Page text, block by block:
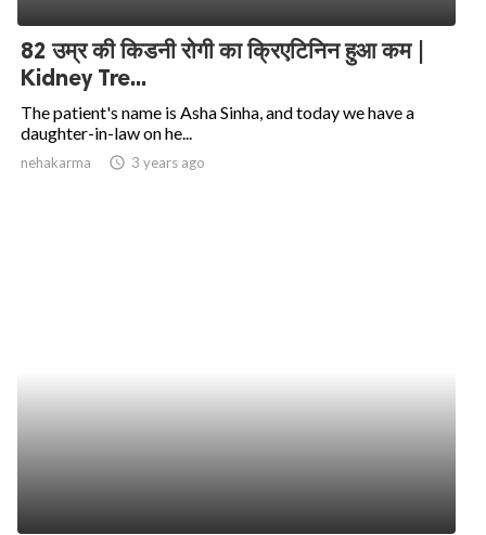
82 उम्र की किडनी रोगी का क्रिएटिनिन हुआ कम |
Kidney Tre...
The patient's name is Asha Sinha, and today we have a
daughter-in-law on he...
nehakarma access_time 3 years ago